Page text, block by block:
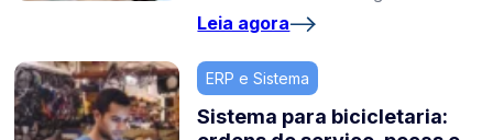
Leia agora
ERP e Sistema
Sistema para bicicletaria: